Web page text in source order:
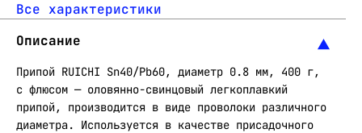
Все характеристики
Описание
Припой RUICHI Sn40/Pb60, диаметр 0.8 мм, 400 г,
с флюсом — оловянно-свинцовый легкоплавкий
припой, производится в виде проволоки различного
диаметра. Используется в качестве присадочного